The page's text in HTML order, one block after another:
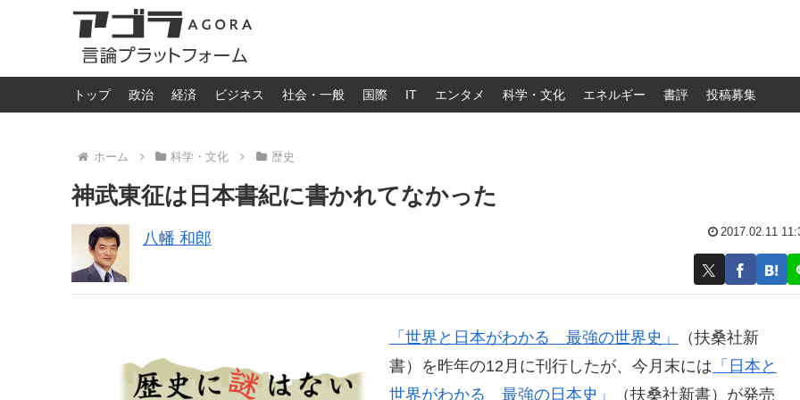
トップ 政治 経済 ビジネス 社会・一般 国際 IT エンタメ 科学・文化 エネルギー 書評 投稿募集
ホーム 科学・文化 歴史
神武東征は日本書紀に書かれてなかった
八幡 和郎 2017.02.11
「世界と日本がわかる 最強の世界史」
（扶桑社新
書）を昨年の12月に刊行したが、今月末には 「日本と
世界がわかる 最強の日本史」
（扶桑社新書）が発売